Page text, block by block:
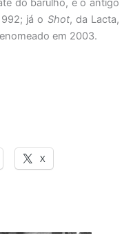
do barulho, é o antigo
já o Shot, da Lacta,
em 2003.
X